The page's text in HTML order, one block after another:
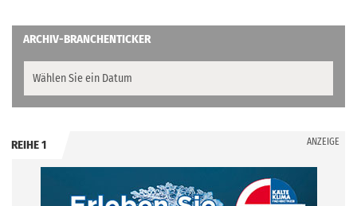
ARCHIV-BRANCHENTICKER
REIHE 1 ANZEIGE